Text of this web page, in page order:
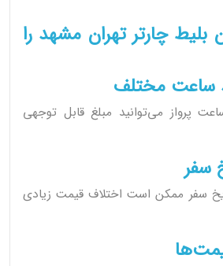
بلیط چارتر تهران مشهد را
ساعت مختلف
پرواز می‌توانید مبلغ قابل توجهی
سفر
سفر ممکن است اختلاف قیمت زیادی